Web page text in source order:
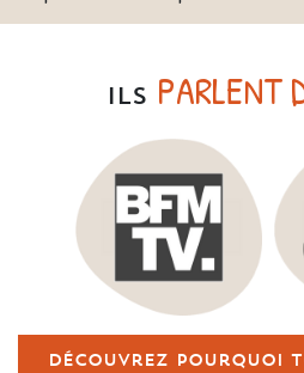
ILS PARLENT
Découvrez pourquoi